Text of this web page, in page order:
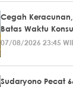
Cegah
Batas Waktu
07/08/2026 23:45
Sudaryono Pecat